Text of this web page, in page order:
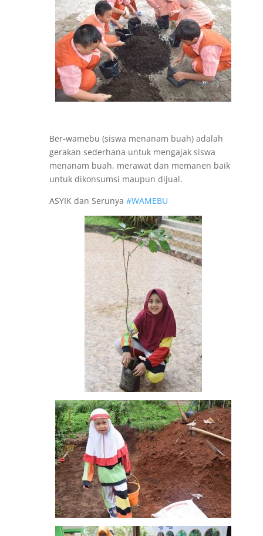
Ber-wamebu (siswa menanam buah) adalah
gerakan sederhana untuk mengajak siswa
menanam buah, merawat dan memanen baik
untuk dikonsumsi maupun dijual.
ASYIK dan Serunya#WAMEBU